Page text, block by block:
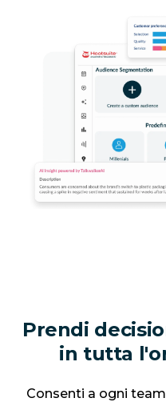
Prendi
in tutta
Consenti a ogni